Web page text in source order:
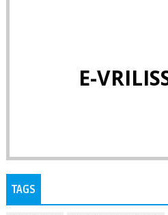
E-
TAGS